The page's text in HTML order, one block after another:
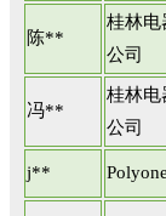
陈**
桂林电
公司
冯**
桂林电
公司
j**